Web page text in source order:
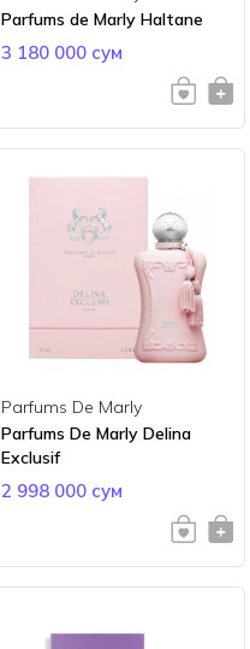
Parfums de Marly Haltane
3 180 000 сум
Parfums De Marly
Parfums De Marly Delina
Exclusif
2 998 000 сум